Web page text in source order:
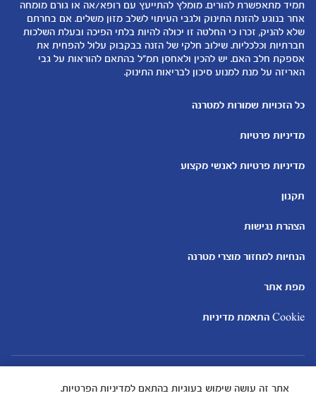
המוצרים שלנו
קופונים
טיפול בתינוק
הנקה
להיות הורים
מחשבון ביוץ
מחשבון שמות
מחשבון צבע עיניים
תמיד מתאפשרת להורים. מומלץ להתייעץ עם רופא/אה או גורם מומחה
אחר בנוגע להזנת התינוק ולגבי העיתוי לשלב מזון משלים. אם בחרתם
שלא להניק, זכרו כי החלטה זו יכולה להיות בלתי הפיכה ובעלת השלכות
חברתיות וכלכליות. שילוב חלקי של הזנה בבקבוק עלול להפחית את
אספקת חלב האם. יש להכין ולאחסן תמ"ל בהתאם להוראות על גבי
האריזה על מנת למנוע סיכון לבריאות התינוק.
כל הזכויות שמורות למטרנה
מדיניות פרטיות
מדיניות פרטיות לאנשי מקצוע
תקנון
הצהרת נגישות
הנחיות למחזור מוצרי מטרנה
מפת אתר
Cookie התאמת מדיניות
אתר זה עושה שימוש בעוגיות בהתאם למדיניות הפרטיות.